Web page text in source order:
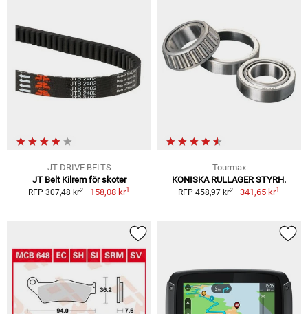
JT DRIVE BELTS
JT Belt Kilrem för skoter
RFP 307,48 kr2 158,08 kr1
Tourmax
KONISKA RULLAGER STYRH.
RFP 458,97 kr2 341,65 kr1